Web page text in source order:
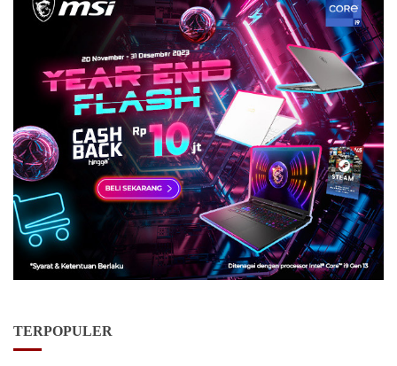
TERPOPULER